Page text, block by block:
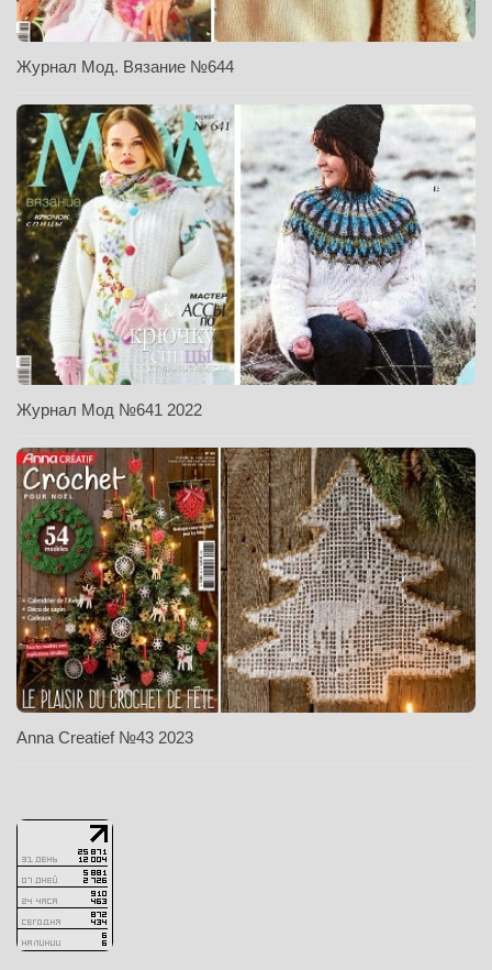
Журнал Мод. Вязание №644
Журнал Мод №641 2022
Anna Creatief №43 2023